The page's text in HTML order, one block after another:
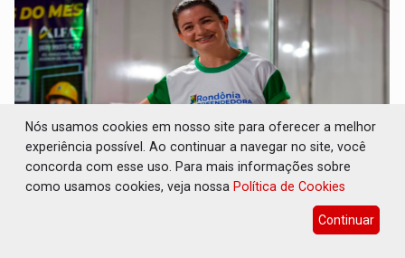
SUCESSO NA ABERTURA: 2ª Feira Rondônia
Nós usamos cookies em nosso site para oferecer a melhor
experiência possível. Ao continuar a navegar no site, você
concorda com esse uso. Para mais informações sobre
como usamos cookies, veja nossa Política de Cookies
Continuar